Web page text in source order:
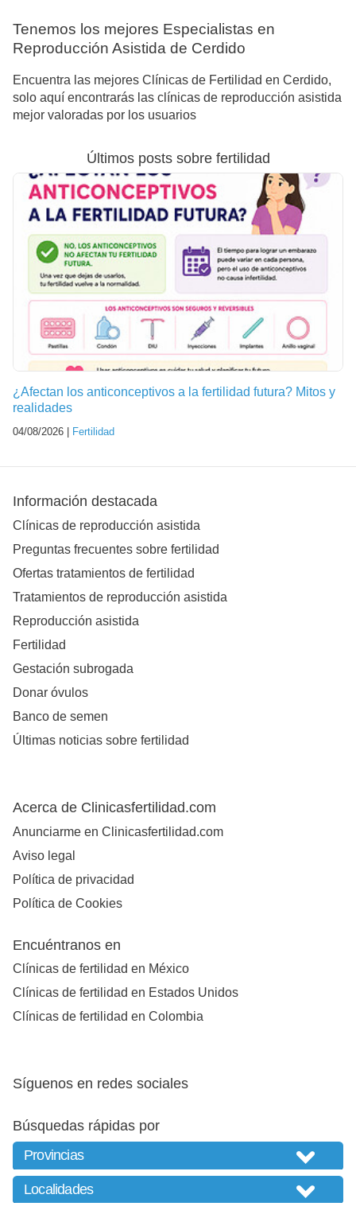
Tenemos los mejores Especialistas en
Reproducción Asistida de Cerdido
Encuentra las mejores Clínicas de Fertilidad en Cerdido,
solo aquí encontrarás las clínicas de reproducción asistida
mejor valoradas por los usuarios
Últimos posts sobre fertilidad
¿Afectan los anticonceptivos a la fertilidad futura? Mitos y
realidades
04/08/2026 | Fertilidad
Información destacada
Clínicas de reproducción asistida
Preguntas frecuentes sobre fertilidad
Ofertas tratamientos de fertilidad
Tratamientos de reproducción asistida
Reproducción asistida
Fertilidad
Gestación subrogada
Donar óvulos
Banco de semen
Últimas noticias sobre fertilidad
Acerca de Clinicasfertilidad.com
Anunciarme en Clinicasfertilidad.com
Aviso legal
Política de privacidad
Política de Cookies
Encuéntranos en
Clínicas de fertilidad en México
Clínicas de fertilidad en Estados Unidos
Clínicas de fertilidad en Colombia
Síguenos en redes sociales
Búsquedas rápidas por